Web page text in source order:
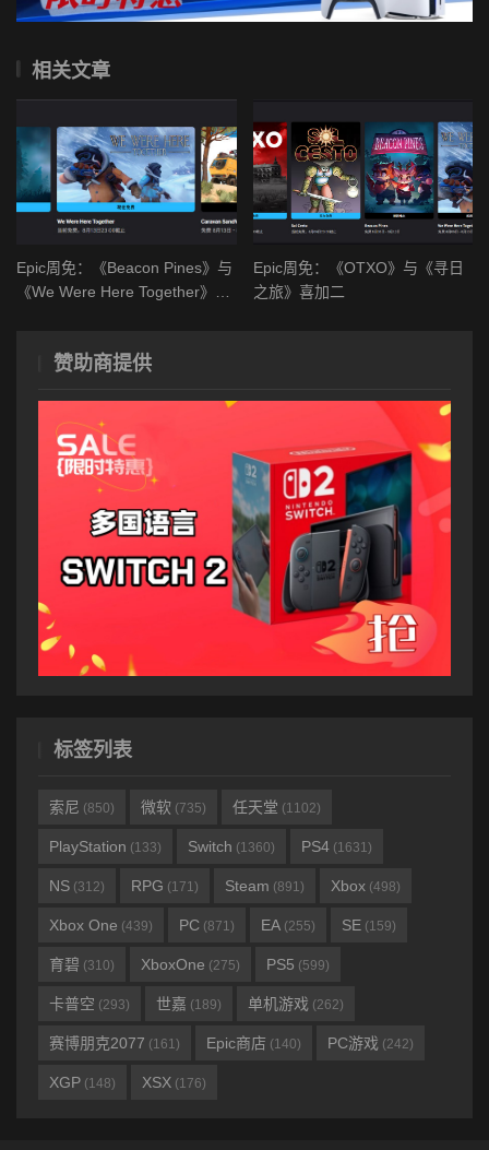
相关文章
Epic周免：《Beacon Pines》与
《We Were Here Together》喜
Epic周免：《OTXO》与《寻日
之旅》喜加二
赞助商提供
标签列表
索尼 (850) 微软 (735) 任天堂 (1102)
PlayStation (133) Switch (1360) PS4 (1631)
NS (312) RPG (171) Steam (891) Xbox (498)
Xbox One (439) PC (871) EA (255) SE (159)
育碧 (310) XboxOne (275) PS5 (599)
卡普空 (293) 世嘉 (189) 单机游戏 (262)
赛博朋克2077 (161) Epic商店 (140) PC游戏 (242)
XGP (148) XSX (176)